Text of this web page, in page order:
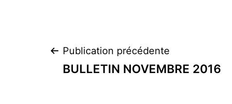
Publication précédente
BULLETIN NOVEMBRE 2016